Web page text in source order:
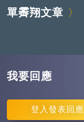
單霽翔文章
我要回應
登入 發表回應